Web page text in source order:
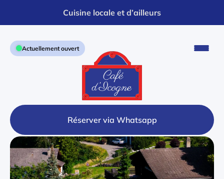
Cuisine locale et d’ailleurs
Actuellement ouvert
Réserver via Whatsapp